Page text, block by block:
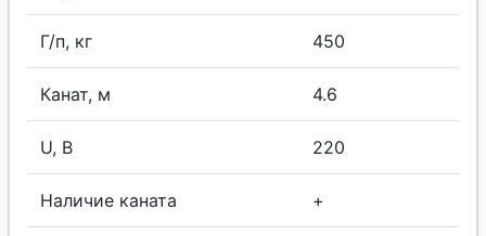
Г/п, кг 450
Канат, м 4.6
U, В 220
Наличие каната +